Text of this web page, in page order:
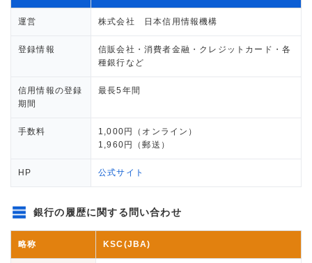
運営 株式会社 日本信用情報機構
登録情報
信販会社・消費者金融・クレジットカード・各
種銀行など
信用情報の登録
期間
最長5年間
手数料
1,000円（オンライン）
1,960円（郵送）
HP 公式サイト
銀行の履歴に関する問い合わせ
略称 KSC(JBA)